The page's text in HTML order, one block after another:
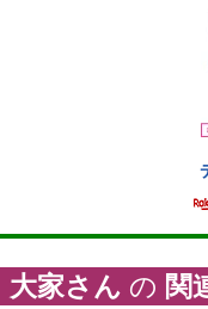
大家さん の 関